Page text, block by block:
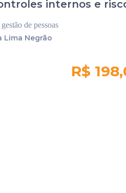
internos e
de pessoas
Lima Negrão
R$